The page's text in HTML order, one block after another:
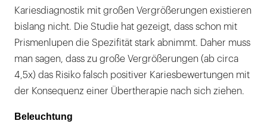
Kariesdiagnostik mit großen Vergrößerungen existieren
bislang nicht. Die Studie hat gezeigt, dass schon mit
Prismenlupen die Spezifität stark abnimmt. Daher muss
man sagen, dass zu große Vergrößerungen (ab circa
4,5x) das Risiko falsch positiver Kariesbewertungen mit
der Konsequenz einer Übertherapie nach sich ziehen.
Beleuchtung